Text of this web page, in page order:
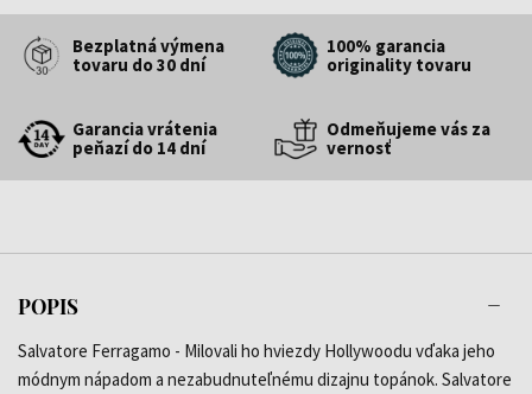
Bezplatná výmena
tovaru do 30 dní
100% garancia
originality tovaru
Garancia vrátenia
peňazí do 14 dní
Odmeňujeme vás za
vernosť
POPIS
Salvatore Ferragamo - Milovali ho hviezdy Hollywoodu vďaka jeho
módnym nápadom a nezabudnuteľnému dizajnu topánok. Salvatore